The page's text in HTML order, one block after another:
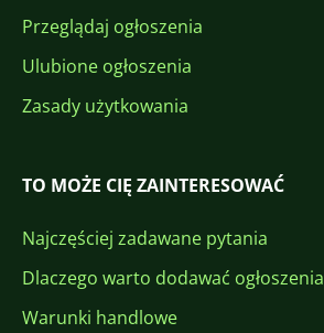
Przeglądaj ogłoszenia
Ulubione ogłoszenia
Zasady użytkowania
TO MOŻE CIĘ ZAINTERESOWAĆ
Najczęściej zadawane pytania
Dlaczego warto dodawać ogłoszenia
Warunki handlowe